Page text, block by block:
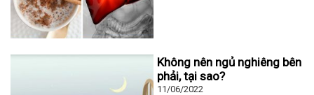
Không nên ngủ nghiêng bên
phải, tại sao?
11/06/2022